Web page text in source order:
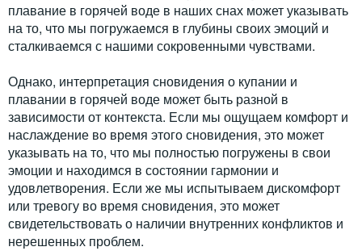
плавание в горячей воде в наших снах может указывать
на то, что мы погружаемся в глубины своих эмоций и
сталкиваемся с нашими сокровенными чувствами.
Однако, интерпретация сновидения о купании и
плавании в горячей воде может быть разной в
зависимости от контекста. Если мы ощущаем комфорт и
наслаждение во время этого сновидения, это может
указывать на то, что мы полностью погружены в свои
эмоции и находимся в состоянии гармонии и
удовлетворения. Если же мы испытываем дискомфорт
или тревогу во время сновидения, это может
свидетельствовать о наличии внутренних конфликтов и
нерешенных проблем.